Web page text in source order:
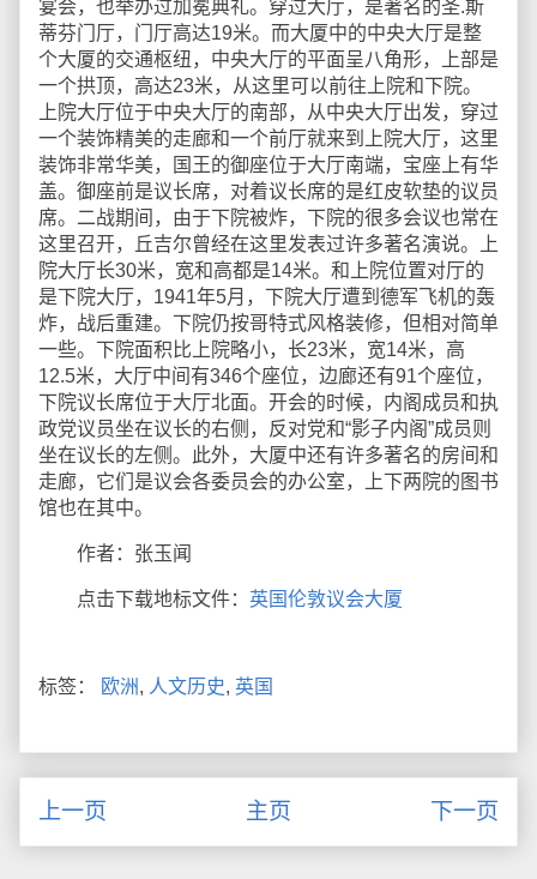
宴会，也举办过加冕典礼。穿过大厅，是著名的圣.斯
蒂芬门厅，门厅高达19米。而大厦中的中央大厅是整
个大厦的交通枢纽，中央大厅的平面呈八角形，上部是
一个拱顶，高达23米，从这里可以前往上院和下院。
上院大厅位于中央大厅的南部，从中央大厅出发，穿过
一个装饰精美的走廊和一个前厅就来到上院大厅，这里
装饰非常华美，国王的御座位于大厅南端，宝座上有华
盖。御座前是议长席，对着议长席的是红皮软垫的议员
席。二战期间，由于下院被炸，下院的很多会议也常在
这里召开，丘吉尔曾经在这里发表过许多著名演说。上
院大厅长30米，宽和高都是14米。和上院位置对厅的
是下院大厅，1941年5月，下院大厅遭到德军飞机的轰
炸，战后重建。下院仍按哥特式风格装修，但相对简单
一些。下院面积比上院略小，长23米，宽14米，高
12.5米，大厅中间有346个座位，边廊还有91个座位，
下院议长席位于大厅北面。开会的时候，内阁成员和执
政党议员坐在议长的右侧，反对党和“影子内阁”成员则
坐在议长的左侧。此外，大厦中还有许多著名的房间和
走廊，它们是议会各委员会的办公室，上下两院的图书
馆也在其中。
作者：张玉闻
点击下载地标文件： 英国伦敦议会大厦
标签： 欧洲, 人文历史, 英国
上一页 下一页
主页